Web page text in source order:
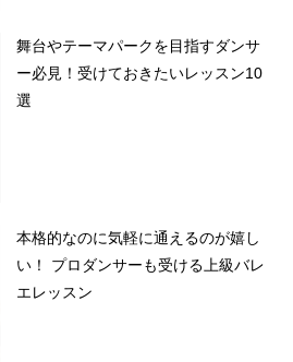
舞台やテーマパークを目指すダンサ
ー必見！受けておきたいレッスン10
選
本格的なのに気軽に通えるのが嬉し
い！ プロダンサーも受ける上級バレ
エレッスン